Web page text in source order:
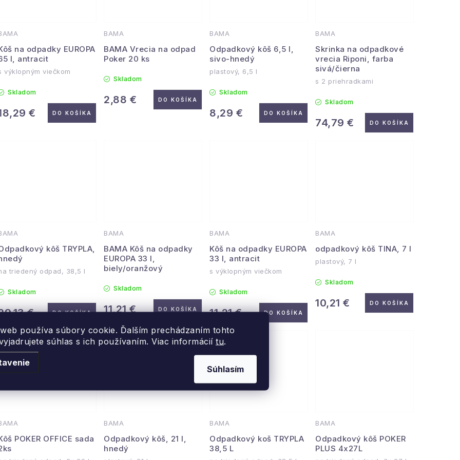
používa súbory cookie. Ďalším prechádzaním tohto
súhlas s ich používaním. Viac informácií tu.
Súhlasím
na odpadky EUROPA
l, antracit
výklopným viečkom
Skladom
€ DO KOŠÍKA
BAMA
BAMA Vrecia na odpad
Poker 20 ks
Skladom
2,88 € DO KOŠÍKA
BAMA
Odpadkový kôš 6,5 l,
sivo-hnedý
plastový, 6,5 l
Skladom
8,29 € DO KOŠÍKA
BAMA
Skrinka na odpadkové
vrecia Riponi, farba
sivá/čierna
s 2 priehradkami
Skladom
74,79 € DO KOŠÍKA
kôš TRYPLA,
triedený odpad, 38,5 l
Skladom
€ DO KOŠÍKA
BAMA
BAMA Kôš na odpadky
EUROPA 33 l,
biely/oranžový
Skladom
11,21 € DO KOŠÍKA
BAMA
Kôš na odpadky EUROPA
33 l, antracit
s výklopným viečkom
Skladom
11,21 € DO KOŠÍKA
BAMA
odpadkový kôš TINA, 7 l
plastový, 7 l
Skladom
10,21 € DO KOŠÍKA
POKER OFFICE sada
BAMA
Odpadkový kôš, 21 l,
hnedý
BAMA
Odpadkový koš TRYPLA
38,5 L
BAMA
Odpadkový kôš POKER
PLUS 4x27L